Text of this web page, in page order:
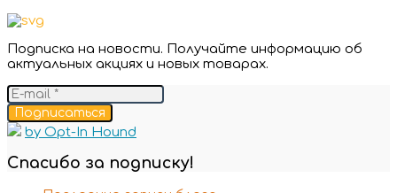
Подписка на новости. Получайте информацию об
актуальных акциях и новых товарах.
Подписаться
by Opt-In Hound
Спасибо за подписку!